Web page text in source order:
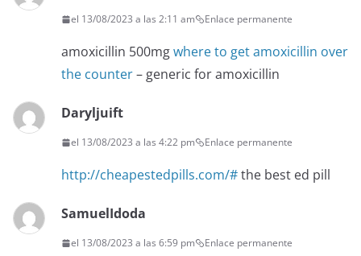
el 13/08/2023 a las 2:11 am Enlace permanente
amoxicillin 500mgwhere to get amoxicillin over
the counter– generic for amoxicillin
Daryljuift
el 13/08/2023 a las 4:22 pm Enlace permanente
http://cheapestedpills.com/#the best ed pill
SamuelIdoda
el 13/08/2023 a las 6:59 pm Enlace permanente